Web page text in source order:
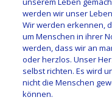
werden wir unser
Wir werden erkennen,
um Menschen in ihrer
werden, dass wir an
oder herzlos. Unser
selbst richten. Es wird
nicht die Menschen
können.